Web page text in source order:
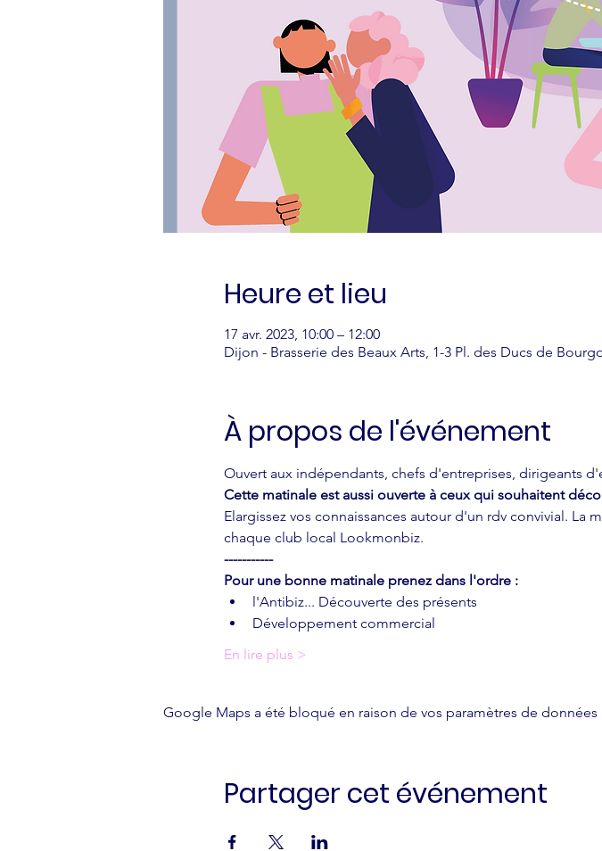
Heure et lieu
17 avr. 2023, 10:00 – 12:00
Dijon - Brasserie des Beaux Arts, 1-3 Pl. des Ducs de
À propos de l'événement
Ouvert aux indépendants, chefs d'entreprises, dirigeants
Cette matinale est aussi ouverte à ceux qui souhaitent
Elargissez vos connaissances autour d'un rdv convivial.
chaque club local Lookmonbiz.
-----------
Pour une bonne matinale prenez dans l'ordre :
l'Antibiz... Découverte des présents
Développement commercial
En lire plus >
Google Maps a été bloqué en raison de vos paramètres de
Partager cet événement